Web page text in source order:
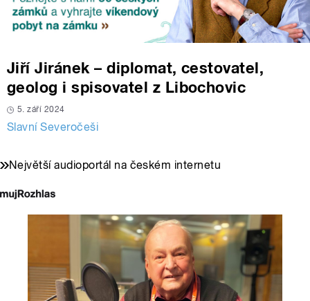
Jiří Jiránek – diplomat, cestovatel,
geolog i spisovatel z Libochovic
5. září 2024
Slavní Severočeši
Největší audioportál na českém internetu